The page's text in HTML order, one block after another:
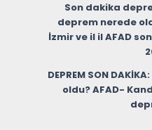
Son dakika
deprem nerede
İzmir ve il il AFAD
DEPREM SON
oldu? AFAD-